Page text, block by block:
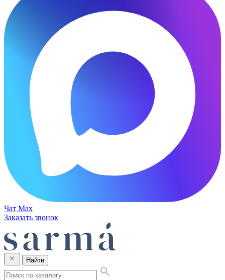
Чат Max
Заказать звонок
Найти